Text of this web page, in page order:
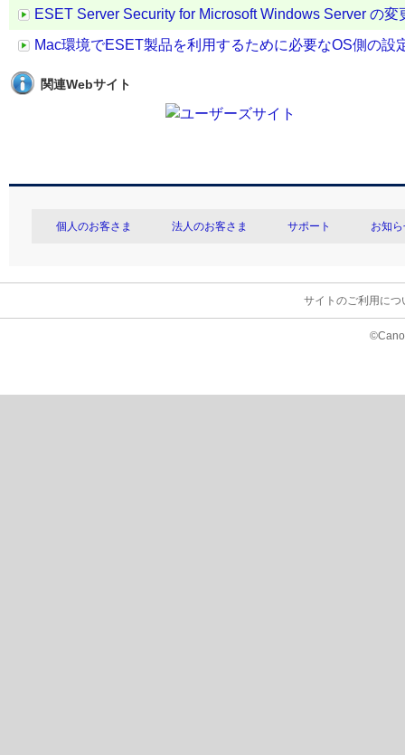
ESET Server Security for Microsoft Windows Server の
Mac環境でESET製品を利用するために必要なOS側の設
関連Webサイト
個人のお客さま 法人のお客さま サポート お知
サイトのご利用につ